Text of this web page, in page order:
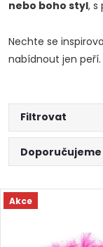
nebo boho styl, s
Nechte se
nabídnout jen peří.
Filtrovat
Ř
a
Doporučujeme
Nejdražší
Abecedně
V
Akce